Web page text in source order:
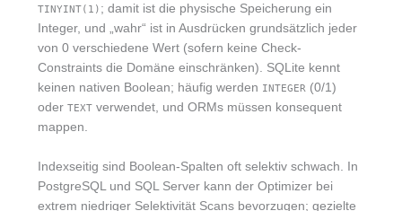
TINYINT(1) ; damit ist die physische Speicherung ein
Integer, und „wahr“ ist in Ausdrücken grundsätzlich jeder
von 0 verschiedene Wert (sofern keine Check-
Constraints die Domäne einschränken). SQLite kennt
keinen nativen Boolean; häufig werden INTEGER (0/1)
oder TEXTverwendet, und ORMs müssen konsequent
mappen.
Indexseitig sind Boolean-Spalten oft selektiv schwach. In
PostgreSQL und SQL Server kann der Optimizer bei
extrem niedriger Selektivität Scans bevorzugen; gezielte